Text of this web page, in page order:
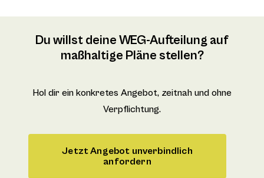
Du willst deine WEG-Aufteilung auf
maßhaltige Pläne stellen?
Hol dir ein konkretes Angebot, zeitnah und ohne
Verpflichtung.
Jetzt Angebot unverbindlich
anfordern